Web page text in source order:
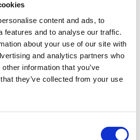
content and ads, to
features and to analyse our traffic.
about your use of our site with
and analytics partners who
information that you’ve
they’ve collected from your use
B&B’s tot bijzondere locaties met
zelf waarom Heusden, dé plek is
varen en nog veel meer!